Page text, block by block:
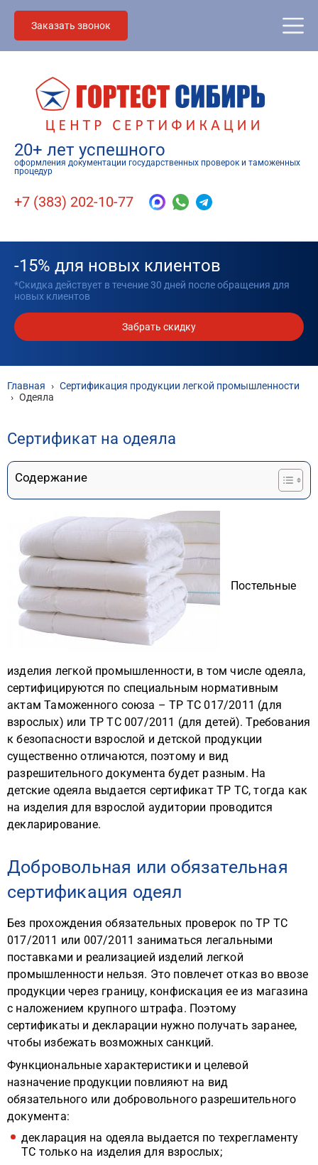
Заказать звонок
20+ лет успешного
оформления документации государственных проверок и таможенных
процедур
+7 (383) 202-10-77
-15% для новых клиентов
*Скидка действует в течение 30 дней после обращения для
новых клиентов
Забрать скидку
Главная › Сертификация продукции легкой промышленности
› Одеяла
Сертификат на одеяла
Содержание
Постельные
изделия легкой промышленности, в том числе одеяла,
сертифицируются по специальным нормативным
актам Таможенного союза – ТР ТС 017/2011 (для
взрослых) или ТР ТС 007/2011 (для детей). Требования
к безопасности взрослой и детской продукции
существенно отличаются, поэтому и вид
разрешительного документа будет разным. На
детские одеяла выдается сертификат ТР ТС, тогда как
на изделия для взрослой аудитории проводится
декларирование.
Добровольная или обязательная
сертификация одеял
Без прохождения обязательных проверок по ТР ТС
017/2011 или 007/2011 заниматься легальными
поставками и реализацией изделий легкой
промышленности нельзя. Это повлечет отказ во ввозе
продукции через границу, конфискация ее из магазина
с наложением крупного штрафа. Поэтому
сертификаты и декларации нужно получать заранее,
чтобы избежать возможных санкций.
Функциональные характеристики и целевой
назначение продукции повлияют на вид
обязательного или добровольного разрешительного
документа:
декларация на одеяла выдается по техрегламенту
ТС только на изделия для взрослых;